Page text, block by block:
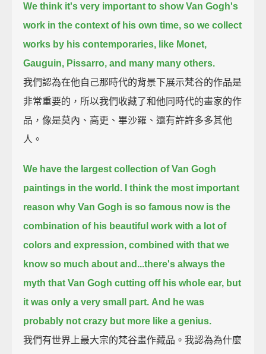
We think it's very important to show Van Gogh's
work in the context of his own time, so we collect
works by his contemporaries, like Monet,
Gauguin, Pissarro, and many many others.
我們認為在他自己那時代的背景下展示梵谷的作品是
非常重要的，所以我們收藏了和他同時代的畫家的作
品，像是莫內、高更、畢沙羅、還有許許多多其他
人。
We have the largest collection of Van Gogh
paintings in the world.
I think the most important
reason why Van Gogh is so famous now is the
combination of his beautiful work with a lot of
colors and expression, combined with that we
know so much about and...there's always the
myth that Van Gogh cutting off his whole ear, but
it was only a very small part. And he was
probably not crazy but more like a genius.
我們有世界上最大宗的梵谷畫作藏品。我認為為什麼